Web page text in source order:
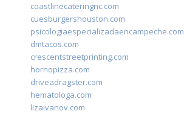
coastlinecateringnc.com
cuesburgershouston.com
psicologiaespecializadaencampeche.com
dmtacos.com
crescentstreetprinting.com
hornopizza.com
driveadragster.com
hematologa.com
lizaivanov.com